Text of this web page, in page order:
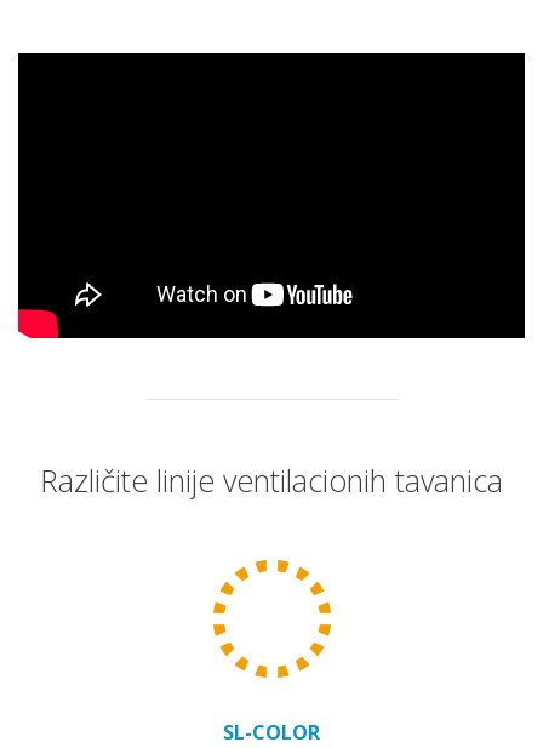
Različite linije ventilacionih tavanica
SL-COLOR